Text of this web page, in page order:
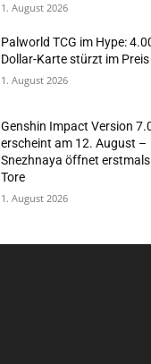
1. August 2026
Palworld TCG im Hype:
Dollar-Karte stürzt im
1. August 2026
Genshin Impact Version
erscheint am 12. August –
Snezhnaya öffnet
Tore
1. August 2026